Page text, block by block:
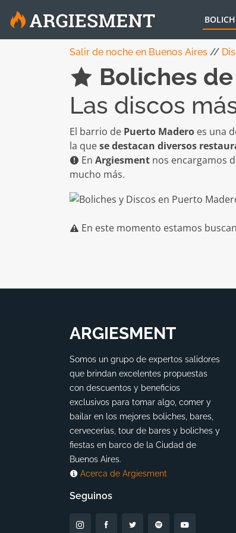
Salir de noche en Buenos Aires //
Boliches
Las discos
El barrio de Puerto Madero es una
la quese destacan diversos
En Argiesment nos encargamos
mucho más.
En este momento estamos
ARGIESMENT
Somos un grupo de expertos salidores
que brindan excelentes propuestas
con descuentos y beneficios
exclusivos para tomar algo, comer y
bailar en los mejores boliches, bares,
cervecerías, tour de bares y boliches y
fiestas en barco de la Ciudad de
Buenos Aires.
Acerca de Argiesment
Seguinos